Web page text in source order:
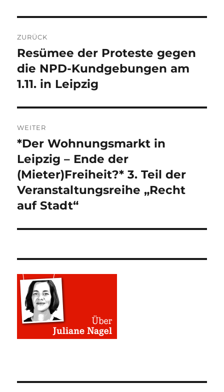
ZURÜCK
Vorheriger
Beitrag:
Resümee der Proteste gegen
die NPD-Kundgebungen am
1.11. in Leipzig
WEITER
Nächster
Beitrag:
*Der Wohnungsmarkt in
Leipzig – Ende der
(Mieter)Freiheit?* 3. Teil der
Veranstaltungsreihe „Recht
auf Stadt“